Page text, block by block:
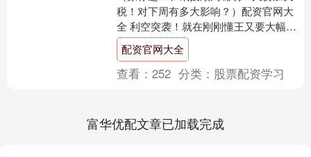
税！对下周有多大影响？）配资官网大
全 利空突袭！就在刚刚懂王又要大幅加
征关税，随后黄金大涨，欧美股市集体
跳水，那么到底对于我们....
配资官网大全
查看：252 分类： 股票配资学习
富华优配文章已加载完成